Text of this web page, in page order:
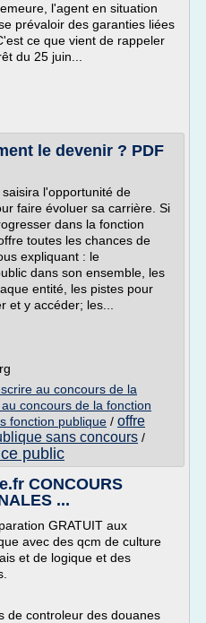
l'agent en situation
prévaloir des garanties liées
ce que vient de rappeler
du 25 juin...
le devenir ? PDF
l'opportunité de
faire évoluer sa carrière. Si
dans la fonction
toutes les chances de
expliquant : le
dans son ensemble, les
entité, les pistes pour
et y accéder; les...
au concours de la
concours de la fonction
fonction publique / offre
sans concours /
public
CONCOURS
...
GRATUIT aux
avec des qcm de culture
et de logique et des
de controleur des douanes